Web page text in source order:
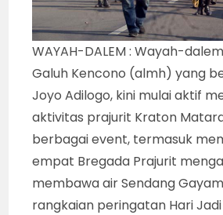
WAYAH-DALEM : Wayah-
Galuh Kencono (almh) yang
Joyo Adilogo, kini mulai aktif
aktivitas prajurit Kraton
berbagai event, termasuk
empat Bregada Prajurit
membawa air Sendang
rangkaian peringatan Hari